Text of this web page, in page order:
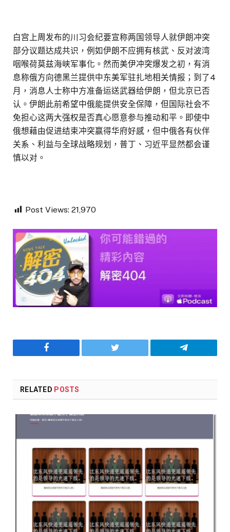
白宫上周发布的川习会纪要宣称两国领导人就伊朗冲突
部分议题达成共识，例如伊朗不应拥有核武、反对波湾
咽喉荷莫兹海峡军事化。然而美伊冲突爆发之初，有消
息称俄方向德黑兰提供中东美军驻扎地相关情报；到了4
月，消息人士称中方准备运送武器给伊朗，但北京已否
认。伊朗此前希望中俄能提供安全保障，但国际社会不
免担心这两大强权是否真心愿意参与推动和平。即使中
俄想藉由促进结束冲突赢得华府好感，但中俄各有伙伴
关系、利益与全球战略规划，普丁、习近平显然都会谨
慎以对。
Post Views: 21,970
Facebook Twitter Telegram
RELATED POSTS